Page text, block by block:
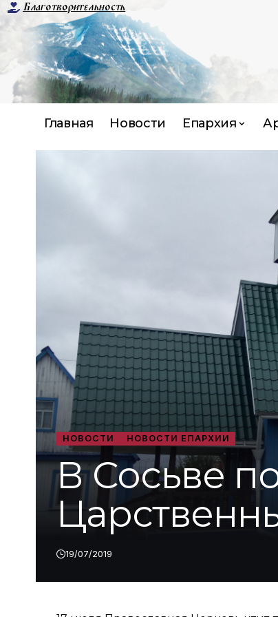
Благотворительность
Главная Новости Епархия
НОВОСТИ НОВОСТИ ЕПАРХИИ
В Сосьве
19/07/2019